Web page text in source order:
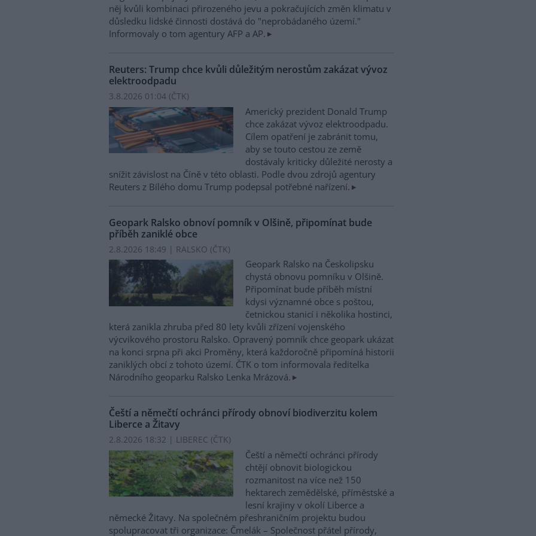
něj kvůli kombinaci přirozeného jevu a pokračujících změn klimatu v
důsledku lidské činnosti dostává do "neprobádaného území."
Informovaly o tom agentury AFP a AP.
Reuters: Trump chce kvůli důležitým nerostům zakázat vývoz
elektroodpadu
3.8.2026 01:04 (ČTK)
Americký prezident Donald Trump
chce zakázat vývoz elektroodpadu.
Cílem opatření je zabránit tomu,
aby se touto cestou ze země
dostávaly kriticky důležité nerosty a
snížit závislost na Číně v této oblasti. Podle dvou zdrojů agentury
Reuters z Bílého domu Trump podepsal potřebné nařízení.
Geopark Ralsko obnoví pomník v Olšině, připomínat bude
příběh zaniklé obce
2.8.2026 18:49 | RALSKO (ČTK)
Geopark Ralsko na Českolipsku
chystá obnovu pomníku v Olšině.
Připomínat bude příběh místní
kdysi významné obce s poštou,
četnickou stanicí i několika hostinci,
která zanikla zhruba před 80 lety kvůli zřízení vojenského
výcvikového prostoru Ralsko. Opravený pomník chce geopark ukázat
na konci srpna při akci Proměny, která každoročně připomíná historii
zaniklých obcí z tohoto území. ČTK o tom informovala ředitelka
Národního geoparku Ralsko Lenka Mrázová.
Čeští a němečtí ochránci přírody obnoví biodiverzitu kolem
Liberce a Žitavy
2.8.2026 18:32 | LIBEREC (ČTK)
Čeští a němečtí ochránci přírody
chtějí obnovit biologickou
rozmanitost na více než 150
hektarech zemědělské, příměstské a
lesní krajiny v okolí Liberce a
německé Žitavy. Na společném přeshraničním projektu budou
spolupracovat tři organizace: Čmelák – Společnost přátel přírody,